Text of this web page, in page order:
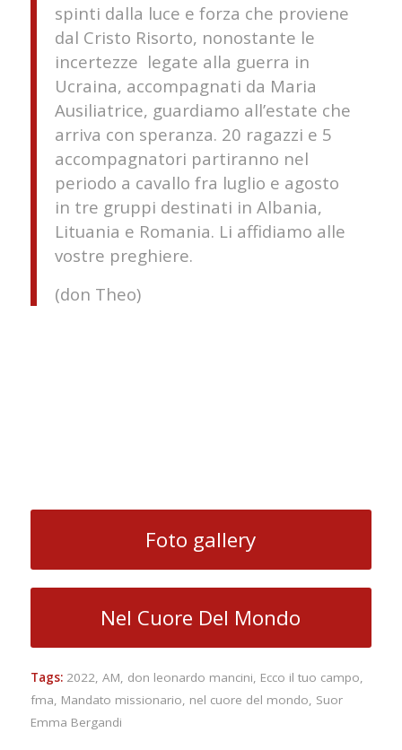
spinti dalla luce e forza che proviene
dal Cristo Risorto, nonostante le
incertezze legate alla guerra in
Ucraina, accompagnati da Maria
Ausiliatrice, guardiamo all’estate che
arriva con speranza. 20 ragazzi e 5
accompagnatori partiranno nel
periodo a cavallo fra luglio e agosto
in tre gruppi destinati in Albania,
Lituania e Romania. Li affidiamo alle
vostre preghiere.
(don Theo)
Foto gallery
Nel Cuore Del Mondo
Tags: 2022, AM, don leonardo mancini, Ecco il tuo campo,
fma, Mandato missionario, nel cuore del mondo, Suor
Emma Bergandi